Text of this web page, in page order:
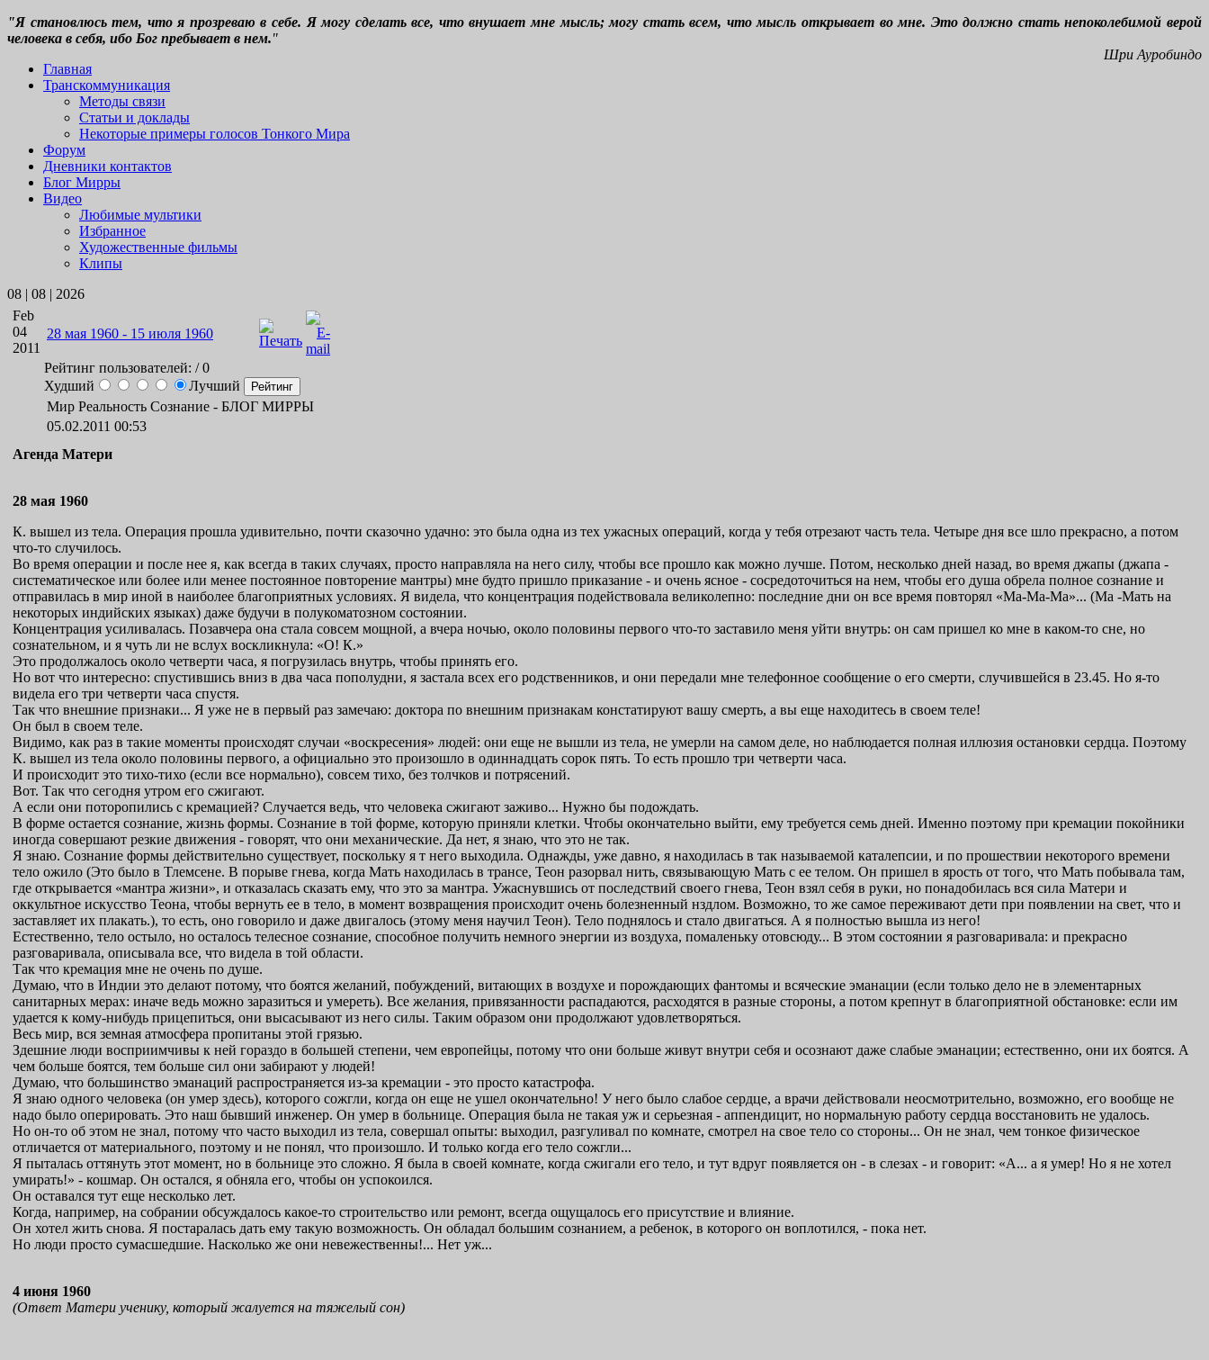
"Я становлюсь тем, что я прозреваю в себе. Я могу сделать все, что внушает мне мысль; могу стать всем, что мысль открывает во мне. Это должно стать непоколебимой верой
человека в себя, ибо Бог пребывает в нем."
Шри Ауробиндо
Главная
Транскоммуникация
Методы связи
Статьи и доклады
Некоторые примеры голосов Тонкого Мира
Форум
Дневники контактов
Блог Мирры
Видео
Любимые мультики
Избранное
Художественные фильмы
Клипы
08 | 08 | 2026
Feb
04
2011
28 мая 1960 - 15 июля 1960
Рейтинг пользователей: / 0
Худший
Лучший
Мир Реальность Сознание - БЛОГ МИРРЫ
05.02.2011 00:53
Агенда Матери
28 мая 1960
К. вышел из тела. Операция прошла удивительно, почти сказочно удачно: это была одна из тех ужасных операций, когда у тебя отрезают часть тела. Четыре дня все шло прекрасно, а потом
что-то случилось.
Во время операции и после нее я, как всегда в таких случаях, просто направляла на него силу, чтобы все прошло как можно лучше. Потом, несколько дней назад, во время джапы (джапа -
систематическое или более или менее постоянное повторение мантры) мне будто пришло приказание - и очень ясное - сосредоточиться на нем, чтобы его душа обрела полное сознание и
отправилась в мир иной в наиболее благоприятных условиях. Я видела, что концентрация подействовала великолепно: последние дни он все время повторял «Ма-Ма-Ма»... (Ма -Мать на
некоторых индийских языках) даже будучи в полукоматозном состоянии.
Концентрация усиливалась. Позавчера она стала совсем мощной, а вчера ночью, около половины первого что-то заставило меня уйти внутрь: он сам пришел ко мне в каком-то сне, но
сознательном, и я чуть ли не вслух воскликнула: «О! К.»
Это продолжалось около четверти часа, я погрузилась внутрь, чтобы принять его.
Но вот что интересно: спустившись вниз в два часа пополудни, я застала всех его родственников, и они передали мне телефонное сообщение о его смерти, случившейся в 23.45. Но я-то
видела его три четверти часа спустя.
Так что внешние признаки... Я уже не в первый раз замечаю: доктора по внешним признакам констатируют вашу смерть, а вы еще находитесь в своем теле!
Он был в своем теле.
Видимо, как раз в такие моменты происходят случаи «воскресения» людей: они еще не вышли из тела, не умерли на самом деле, но наблюдается полная иллюзия остановки сердца. Поэтому
К. вышел из тела около половины первого, а официально это произошло в одиннадцать сорок пять. То есть прошло три четверти часа.
И происходит это тихо-тихо (если все нормально), совсем тихо, без толчков и потрясений.
Вот. Так что сегодня утром его сжигают.
А если они поторопились с кремацией? Случается ведь, что человека сжигают заживо... Нужно бы подождать.
В форме остается сознание, жизнь формы. Сознание в той форме, которую приняли клетки. Чтобы окончательно выйти, ему требуется семь дней. Именно поэтому при кремации покойники
иногда совершают резкие движения - говорят, что они механические. Да нет, я знаю, что это не так.
Я знаю. Сознание формы действительно существует, поскольку я т него выходила. Однажды, уже давно, я находилась в так называемой каталепсии, и по прошествии некоторого времени
тело ожило (Этo было в Тлемсене. В порыве гнева, когда Мать находилась в трансе, Теон разорвал нить, связывающую Мать с ее телом. Он пришел в ярость от того, что Мать побывала там,
где открывается «мантра жизни», и отказалась сказать ему, что это за мантра. Ужаснувшись от последствий своего гнева, Теон взял себя в руки, но понадобилась вся сила Матери и
оккультное искусство Теона, чтобы вернуть ее в тело, в момент возвращения происходит очень болезненный нздлом. Возможно, то же самое переживают дети при появлении на свет, что и
заставляет их плакать.), то есть, оно говорило и даже двигалось (этому меня научил Теон). Тело поднялось и стало двигаться. А я полностью вышла из него!
Естественно, тело остыло, но осталось телесное сознание, способное получить немного энергии из воздуха, помаленьку отовсюду... В этом состоянии я разговаривала: и прекрасно
разговаривала, описывала все, что видела в той области.
Так что кремация мне не очень по душе.
Думаю, что в Индии это делают потому, что боятся желаний, побуждений, витающих в воздухе и порождающих фантомы и всяческие эманации (если только дело не в элементарных
санитарных мерах: иначе ведь можно заразиться и умереть). Все желания, привязанности распадаются, расходятся в разные стороны, а потом крепнут в благоприятной обстановке: если им
удается к кому-нибудь прицепиться, они высасывают из него силы. Таким образом они продолжают удовлетворяться.
Весь мир, вся земная атмосфера пропитаны этой грязью.
Здешние люди восприимчивы к ней гораздо в большей степени, чем европейцы, потому что они больше живут внутри себя и осознают даже слабые эманации; естественно, они их боятся. А
чем больше боятся, тем больше сил они забирают у людей!
Думаю, что большинство эманаций распространяется из-за кремации - это просто катастрофа.
Я знаю одного человека (он умер здесь), которого сожгли, когда он еще не ушел окончательно! У него было слабое сердце, а врачи действовали неосмотрительно, возможно, его вообще не
надо было оперировать. Это наш бывший инженер. Он умер в больнице. Операция была не такая уж и серьезная - аппендицит, но нормальную работу сердца восстановить не удалось.
Но он-то об этом не знал, потому что часто выходил из тела, совершал опыты: выходил, разгуливал по комнате, смотрел на свое тело со стороны... Он не знал, чем тонкое физическое
отличается от материального, поэтому и не понял, что произошло. И только когда его тело сожгли...
Я пыталась оттянуть этот момент, но в больнице это сложно. Я была в своей комнате, когда сжигали его тело, и тут вдруг появляется он - в слезах - и говорит: «А... а я умер! Но я не хотел
умирать!» - кошмар. Он остался, я обняла его, чтобы он успокоился.
Он оставался тут еще несколько лет.
Когда, например, на собрании обсуждалось какое-то строительство или ремонт, всегда ощущалось его присутствие и влияние.
Он хотел жить снова. Я постаралась дать ему такую возможность. Он обладал большим сознанием, а ребенок, в которого он воплотился, - пока нет.
Но люди просто сумасшедшие. Насколько же они невежественны!... Нет уж...
4 июня 1960
(Ответ Матери ученику, который жалуется на тяжелый сон)